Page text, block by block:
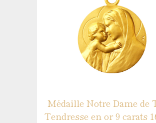
Médaille Notre Dame de
Tendresse en or 9 carats